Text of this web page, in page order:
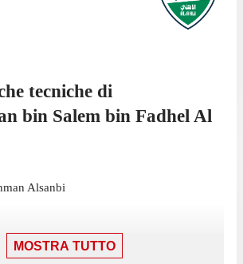
tecniche di
bin Salem bin Fadhel Al
Alsanbi
MOSTRA TUTTO